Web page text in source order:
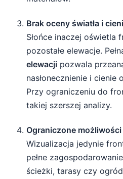
Brak oceny światła i
Słońce inaczej oświetla
pozostałe elewacje.
elewacji pozwala
nasłonecznienie i cienie
Przy ograniczeniu do
takiej szerszej analizy.
Ograniczone
Wizualizacja jedynie
pełne
ścieżki, tarasy czy